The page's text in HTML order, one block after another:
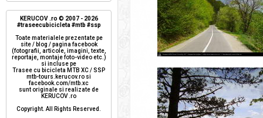
KERUCOV .ro © 2007 - 2026
#traseecubicicleta #mtb #ssp
Toate materialele prezentate pe
site / blog / pagina facebook
(fotografii, articole, imagini, texte,
reportaje, montaje foto-video etc.)
si incluse pe
Trasee cu bicicleta MTB XC / SSP
mtb-tours.kerucov.ro si
facebook.com/mtb.xc
sunt originale si realizate de
KERUCOV .ro
Copyright. All Rights Reserved.